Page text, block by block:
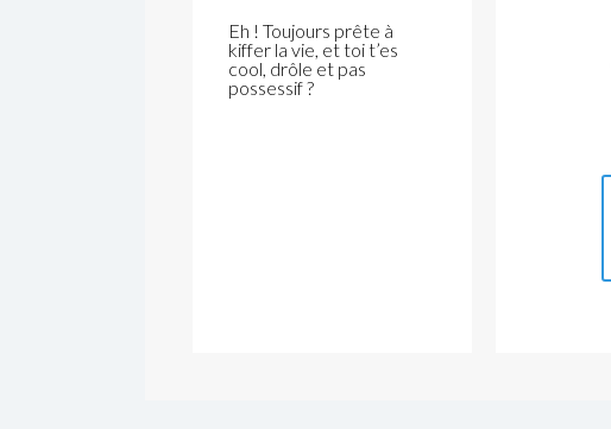
Eh ! Toujours prête à
kiffer la vie, et toi t’es
cool, drôle et pas
possessif ?